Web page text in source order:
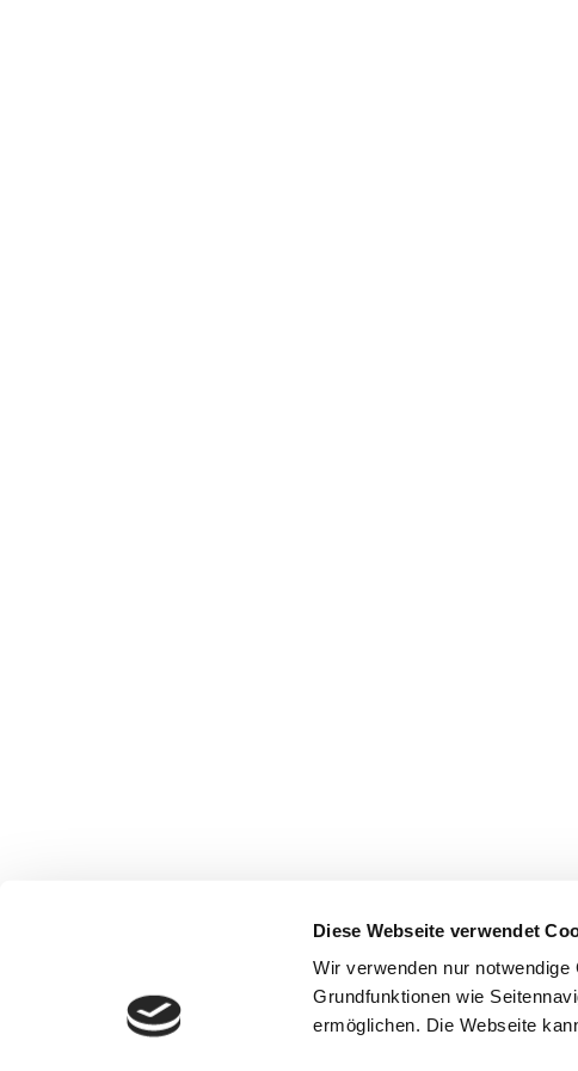
Diese Webseite verwendet
Wir verwenden nur
Grundfunktionen wie
ermöglichen. Die Webseite